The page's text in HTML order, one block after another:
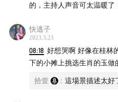
hideyuki hashimoto –
hideyuki hashimoto – umi
的，主持人声音可太温暖了
快逃子
2023.3.23
08:18 好想哭啊 好像在桂林
下的小摊上挑选生肖的玉做
拾壹 : 這場景描述太好